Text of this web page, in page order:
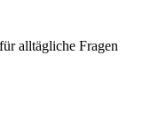
alltägliche Fragen